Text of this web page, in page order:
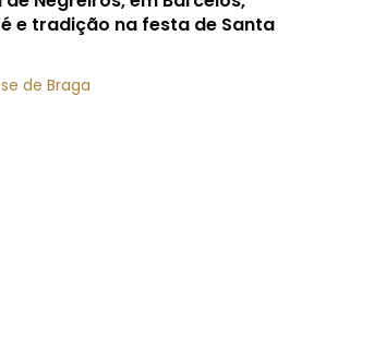
e tradição na festa de Santa
de Braga